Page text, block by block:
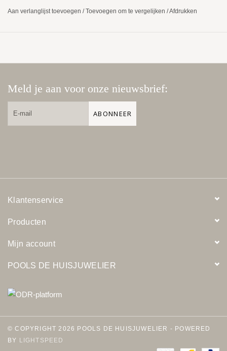
Aan verlanglijst toevoegen /Toevoegen om te vergelijken /Afdrukken
Meld je aan voor onze nieuwsbrief:
ABONNEER
Klantenservice
Producten
Mijn account
POOLS DE HUISJUWELIER
© COPYRIGHT 2026 POOLS DE HUISJUWELIER - POWERED
BY LIGHTSPEED